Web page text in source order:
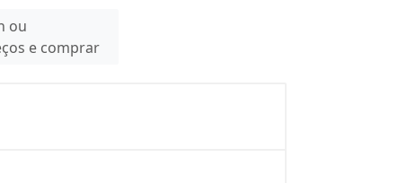
ou
e comprar